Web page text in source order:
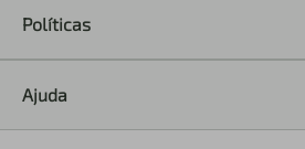
Políticas
Ajuda